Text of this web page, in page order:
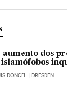
Brasil en Twitter
El País Brasil en
El País Brasil
aumento dos
islamófobos
DONCEL | DRESDEN